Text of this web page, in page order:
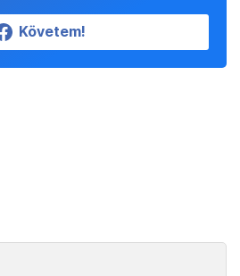
Követem!